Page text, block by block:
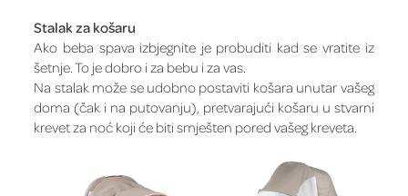
Stalak za košaru
Ako beba spava izbjegnite je probuditi kad se vratite iz
šetnje. To je dobro i za bebu i za vas.
Na stalak može se udobno postaviti košara unutar vašeg
doma (čak i na putovanju), pretvarajući košaru u stvarni
krevet za noć koji će biti smješten pored vašeg kreveta.